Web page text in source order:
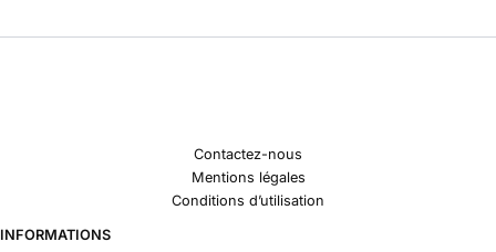
Contactez-nous
Mentions légales
Conditions d’utilisation
INFORMATIONS